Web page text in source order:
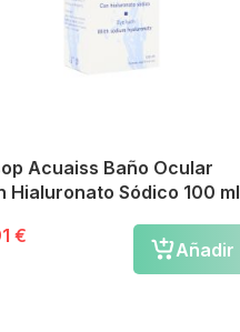
Acuaiss Baño Ocular
con Hialuronato Sódico 100 ml
€
Añadir